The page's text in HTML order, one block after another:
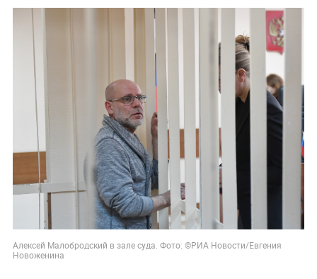
Алексей Малобродский в зале суда. Фото: ©РИА Новости/Евгения
Новоженина